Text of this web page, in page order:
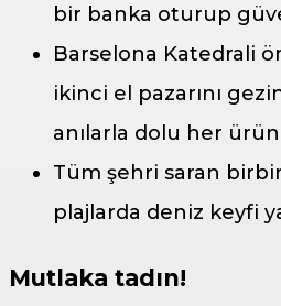
bir banka oturup
Barselona Katedrali
ikinci el pazarını
anılarla dolu her
Tüm şehri saran birbiri
plajlarda deniz keyfi
Mutlaka tadın!